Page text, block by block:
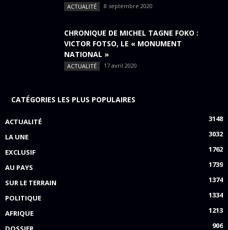
ACTUALITÉ 8 septembre 2020
CHRONIQUE DE MICHEL TAGNE FOKO :
VICTOR FOTSO, LE « MONUMENT
NATIONAL »
ACTUALITÉ 17 avril 2020
CATÉGORIES LES PLUS POPULAIRES
ACTUALITÉ
3148
LA UNE
3032
EXCLUSIF
1762
AU PAYS
1739
SUR LE TERRAIN
1374
POLITIQUE
1334
AFRIQUE
1213
906